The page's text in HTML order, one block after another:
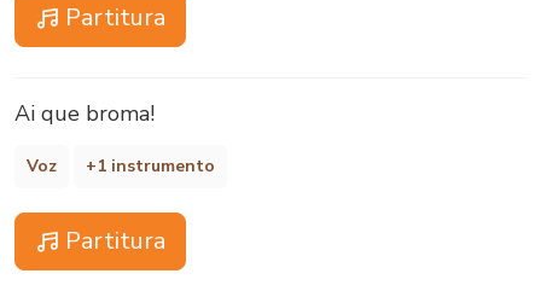
Partitura
Ai que broma!
Voz +1 instrumento
Partitura